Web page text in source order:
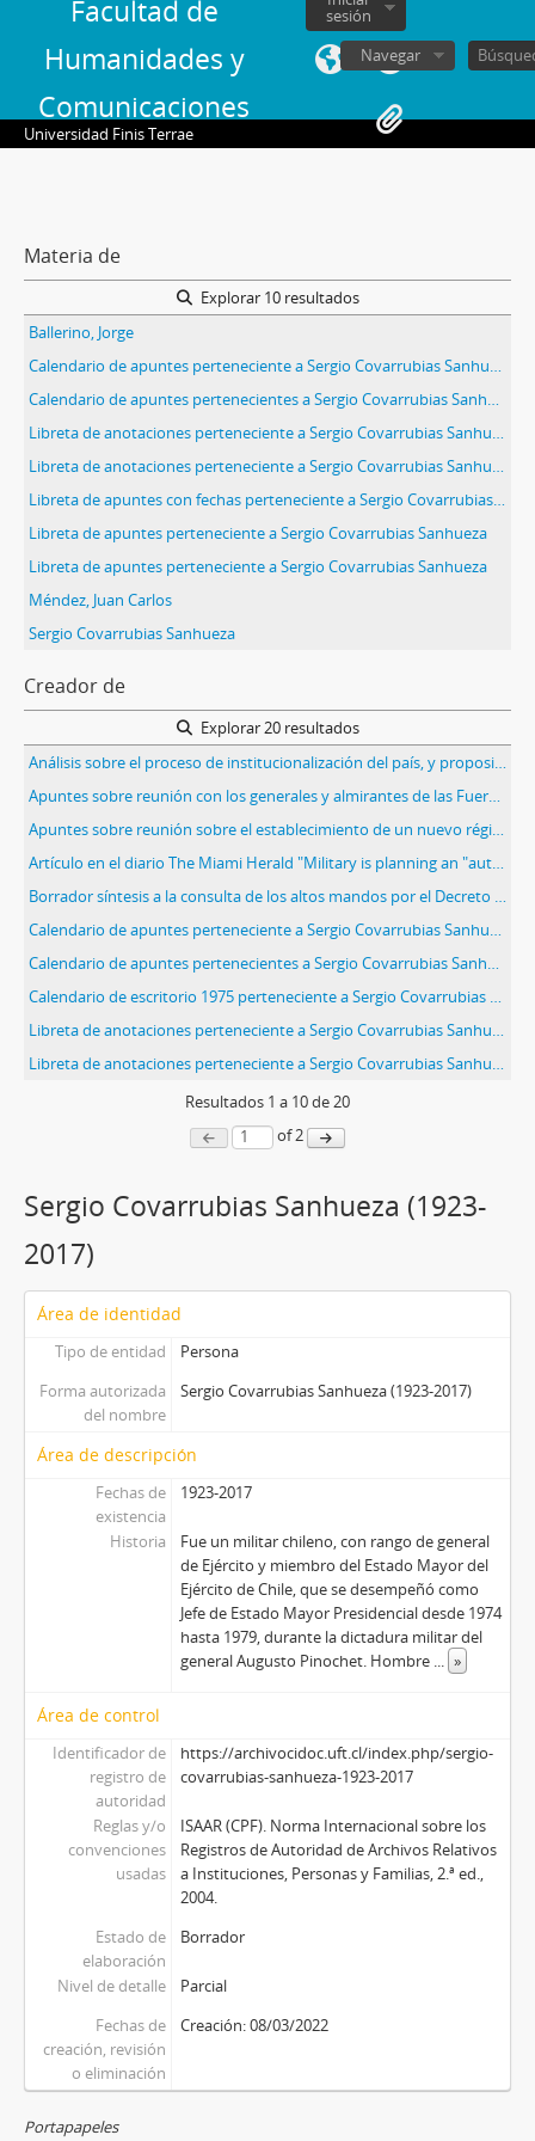
Facultad de
Humanidades y
Comunicaciones
sesión
Navegar
Universidad Finis Terrae
Materia de
Explorar 10 resultados
Ballerino, Jorge
Calendario de apuntes perteneciente a Sergio Covarrubias Sanhueza
Calendario de apuntes pertenecientes a Sergio Covarrubias Sanhueza
Libreta de anotaciones perteneciente a Sergio Covarrubias Sanhueza
Libreta de anotaciones perteneciente a Sergio Covarrubias Sanhueza
Libreta de apuntes con fechas perteneciente a Sergio Covarrubias Sanhueza y transcripción de conversación del Gral. Court con el Sr. Cardenal
Libreta de apuntes perteneciente a Sergio Covarrubias Sanhueza
Libreta de apuntes perteneciente a Sergio Covarrubias Sanhueza
Méndez, Juan Carlos
Sergio Covarrubias Sanhueza
Creador de
Explorar 20 resultados
Análisis sobre el proceso de institucionalización del país, y proposición de un posible plan o formula al respecto.
Apuntes sobre reunión con los generales y almirantes de las Fuerzas Armadas
Apuntes sobre reunión sobre el establecimiento de un nuevo régimen político e institucional
Artículo en el diario The Miami Herald "Military is planning an "authoritarian" democracy for Chile"
Borrador síntesis a la consulta de los altos mandos por el Decreto de Ley 527
Calendario de apuntes perteneciente a Sergio Covarrubias Sanhueza
Calendario de apuntes pertenecientes a Sergio Covarrubias Sanhueza
Calendario de escritorio 1975 perteneciente a Sergio Covarrubias Sanhueza
Libreta de anotaciones perteneciente a Sergio Covarrubias Sanhueza
Libreta de anotaciones perteneciente a Sergio Covarrubias Sanhueza
Resultados 1 a 10de 20
of 2
Sergio Covarrubias Sanhueza (1923-
2017)
Área de identidad
Tipo de entidad
Persona
Forma autorizada
del nombre
Sergio Covarrubias Sanhueza (1923-2017)
Área de descripción
Fechas de
existencia
1923-2017
Historia
Fue un militar chileno, con rango de general
de Ejército y miembro del Estado Mayor del
Ejército de Chile, que se desempeñó como
Jefe de Estado Mayor Presidencial desde 1974
hasta 1979, durante la dictadura militar del
general Augusto Pinochet. Hombre ... »
Área de control
Identificador de
registro de
autoridad
https://archivocidoc.uft.cl/index.php/sergio-
covarrubias-sanhueza-1923-2017
Reglas y/o
convenciones
usadas
ISAAR (CPF). Norma Internacional sobre los
Registros de Autoridad de Archivos Relativos
a Instituciones, Personas y Familias, 2.ª ed.,
2004.
Estado de
elaboración
Borrador
Nivel de detalle
Parcial
Fechas de
creación, revisión
o eliminación
Creación: 08/03/2022
Portapapeles